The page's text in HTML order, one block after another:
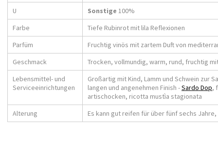
U
Sonstige 100%
Farbe
Tiefe Rubinrot mit lila Reflexionen
Parfüm
Fruchtig vinös mit zartem Duft von
Geschmack
Trocken, vollmundig, warm, rund, fruchtig
Lebensmittel- und
Serviceeinrichtungen
Großartig mit Kind, Lamm und Schwein zur
langen und angenehmen Finish -Sardo Dop,
artischocken, ricotta mustìa stagionata
Alterung
Es kann gut reifen für über fünf sechs